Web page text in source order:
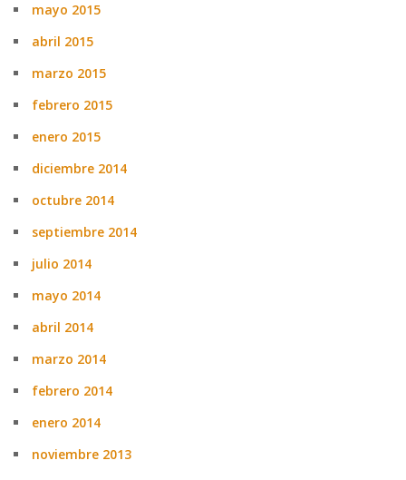
mayo 2015
abril 2015
marzo 2015
febrero 2015
enero 2015
diciembre 2014
octubre 2014
septiembre 2014
julio 2014
mayo 2014
abril 2014
marzo 2014
febrero 2014
enero 2014
noviembre 2013